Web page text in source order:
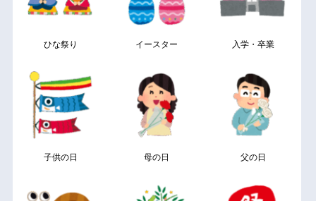
ひな祭り イースター 入学・卒業
子供の日 母の日 父の日